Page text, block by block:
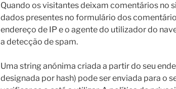
Quando os visitantes deixam comentários no
dados presentes no formulário dos
endereço de IP e o agente do utilizador do
a detecção de spam.
Uma string anónima criada a partir do seu
designada por hash) pode ser enviada para o